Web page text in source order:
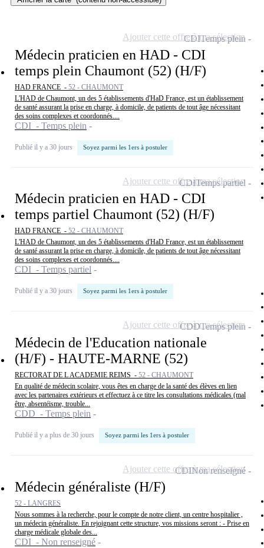
Médecin praticien en HAD - CDI
temps plein Chaumont (52) (H/F)
HAD FRANCE - 52 - CHAUMONT
L'HAD de Chaumont, un des 5 établissements d'HaD France, est un établissement
de santé assurant la prise en charge, à domicile, de patients de tout âge nécessitant
des soins complexes et coordonnés....
CDI - Temps plein
Publié il y a 30 jours Soyez parmi les 1ers à postuler
CDITemps plein
Ajouter cette offre à ma sélection
Médecin praticien en HAD - CDI
temps partiel Chaumont (52) (H/F)
HAD FRANCE - 52 - CHAUMONT
L'HAD de Chaumont, un des 5 établissements d'HaD France, est un établissement
de santé assurant la prise en charge, à domicile, de patients de tout âge nécessitant
des soins complexes et coordonnés....
CDI - Temps partiel
Publié il y a 30 jours Soyez parmi les 1ers à postuler
CDITemps partiel
Ajouter cette offre à ma sélection
Médecin de l'Education nationale
(H/F) - HAUTE-MARNE (52)
RECTORAT DE L ACADEMIE REIMS - 52 - CHAUMONT
En qualité de médecin scolaire, vous êtes en charge de la santé des élèves en lien
avec les partenaires extérieurs et effectuez à ce titre les consultations médicales (mal
être, absentéisme, trouble...
CDD - Temps plein
Publié il y a plus de 30 jours Soyez parmi les 1ers à postuler
CDDTemps plein
Ajouter cette offre à ma sélection
Médecin généraliste (H/F)
52 - LANGRES
Nous sommes à la recherche, pour le compte de notre client, un centre hospitalier ,
un médecin généraliste. En rejoignant cette structure, vos missions seront : - Prise en
charge médicale globale des...
CDI - Non renseigné
CDINon renseigné
Ajouter cette offre à ma sélection